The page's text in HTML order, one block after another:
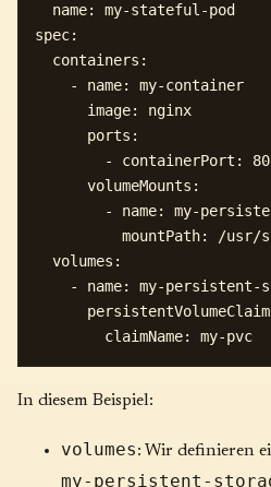
  name: my-stateful-pod
spec:
  containers:
    - name: my-container
      image: nginx
      ports:
        - containerPort: 80
      volumeMounts:
- name: my-
mountPath: /usr/
  volumes:
- name: my-persistent-
In diesem Beispiel:
volumes: Wir definieren
my-persistent-